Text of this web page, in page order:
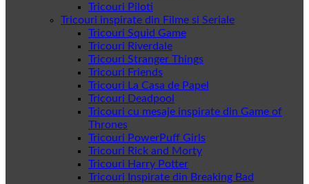
Tricouri Piloti
Tricouri inspirate din Filme si Seriale
Tricouri Squid Game
Tricouri Riverdale
Tricouri Stranger Things
Tricouri Friends
Tricouri La Casa de Papel
Tricouri Deadpool
Tricouri cu mesaje inspirate din Game of
Thrones
Tricouri PowerPuff Girls
Tricouri Rick and Morty
Tricouri Harry Potter
Tricouri Inspirate din Breaking Bad